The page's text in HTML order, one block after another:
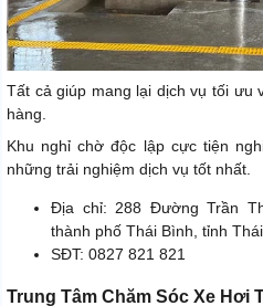
Tất cả giúp mang lại dịch vụ tối ưu
hàng.
Khu nghỉ chờ độc lập cực tiện
những trải nghiệm dịch vụ tốt nhất.
Địa chỉ: 288 Đường Trần
thành phố Thái Bình, tỉnh
SĐT: 0827 821 821
Trung Tâm Chăm Sóc Xe Hơi